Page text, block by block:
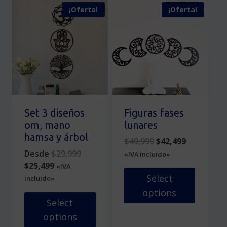
múltiples
variantes.
opciones
se
pueden
elegir
en
la
página
producto
variantes.
Las
opciones
pueden
elegir
en
la
de
producto
¡Oferta!
Set 3 diseños
om, mano
hamsa y árbol
Desde $29,999Original
$29,999.
$25,499Current
price
is:
$25,499.
«IVA
incluido»
Select
options
¡Oferta!
Figuras fases
lunares
$49,999 Original
price
was:
$49,999.
$42,499Current
is:
«IVA incluido»
Select
options